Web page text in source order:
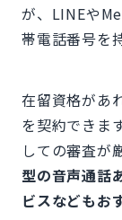
が、LINEや
帯電話番号を
在留資格があ
を契約できま
しての審査が
型の音声通話
ビスなどもお